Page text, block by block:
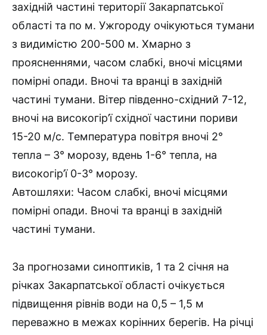
західній частині території Закарпатської
області та по м. Ужгороду очікуються тумани
з видимістю 200-500 м. Хмарно з
проясненнями, часом слабкі, вночі місцями
помірні опади. Вночі та вранці в західній
частині тумани. Вітер південно-східний 7-12,
вночі на високогір’ї східної частини пориви
15-20 м/с. Температура повітря вночі 2°
тепла – 3° морозу, вдень 1-6° тепла, на
високогір’ї 0-3° морозу.
Автошляхи: Часом слабкі, вночі місцями
помірні опади. Вночі та вранці в західній
частині тумани.
За прогнозами синоптиків, 1 та 2 січня на
річках Закарпатської області очікується
підвищення рівнів води на 0,5 – 1,5 м
переважно в межах корінних берегів. На річці